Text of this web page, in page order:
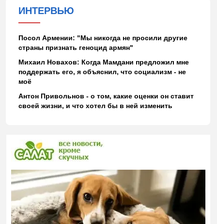
ИНТЕРВЬЮ
Посол Армении: "Мы никогда не просили другие
страны признать геноцид армян"
Михаил Новахов: Когда Мамдани предложил мне
поддержать его, я объяснил, что социализм - не
моё
Антон Привольнов - о том, какие оценки он ставит
своей жизни, и что хотел бы в ней изменить